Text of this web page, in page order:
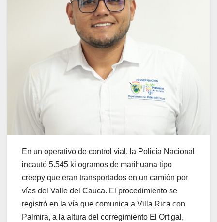
En un operativo de control vial, la Policía Nacional
incautó 5.545 kilogramos de marihuana tipo
creepy que eran transportados en un camión por
vías del Valle del Cauca. El procedimiento se
registró en la vía que comunica a Villa Rica con
Palmira, a la altura del corregimiento El Ortigal,